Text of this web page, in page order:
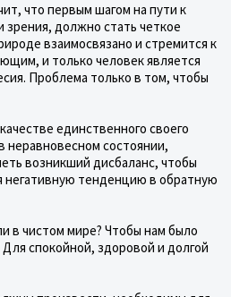
что первым шагом на пути к
зрения, должно стать четкое
взаимосвязано и стремится к
и только человек является
Проблема только в том, чтобы
единственного своего
состоянии,
возникший дисбаланс, чтобы
негативную тенденцию в обратную
в чистом мире? Чтобы нам было
спокойной, здоровой и долгой